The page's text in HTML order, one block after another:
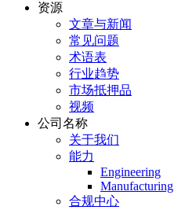
资源
文章与新闻
常见问题
术语表
行业趋势
市场抵押品
视频
公司名称
关于我们
能力
Engineering
Manufacturing
合规中心